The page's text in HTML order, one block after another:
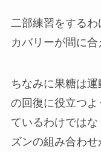
二部練習をする
カバリーが間に合
ちなみに果糖は
の回復に役立つ
ているわけでは
ズンの組み合わ